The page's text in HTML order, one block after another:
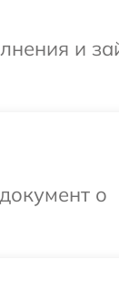
и
о